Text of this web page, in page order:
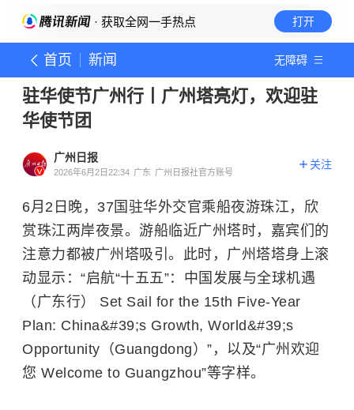
· 获取全网一手热点 打开
首页 新闻 无障碍
驻华使节广州行丨广州塔亮灯，欢迎驻
华使节团
广州日报
2026年6月2日22:34 广东 广州日报社官方账号
关注
6月2日晚，37国驻华外交官乘船夜游珠江，欣
赏珠江两岸夜景。游船临近广州塔时，嘉宾们的
注意力都被广州塔吸引。此时，广州塔塔身上滚
动显示：“启航“十五五”：中国发展与全球机遇
（广东行） Set Sail for the 15th Five-Year
Plan: China&#39;s Growth, World&#39;s
Opportunity（Guangdong）”，以及“广州欢迎
您 Welcome to Guangzhou”等字样。